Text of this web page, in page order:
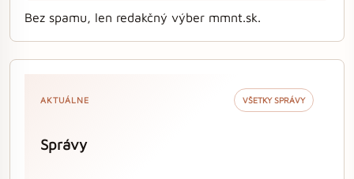
Bez spamu, len redakčný výber mmnt.sk.
AKTUÁLNE VŠETKY SPRÁVY
Správy